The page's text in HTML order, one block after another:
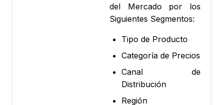
del Mercado por los
Siguientes Segmentos:
Tipo de Producto
Categoría de Precios
Canal de
Distribución
Región